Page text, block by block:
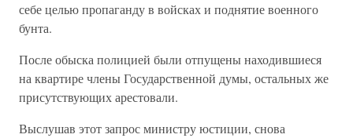
себе целью пропаганду в войсках и поднятие военного
бунта.
После обыска полицией были отпущены находившиеся
на квартире члены Государственной думы, остальных же
присутствующих арестовали.
Выслушав этот запрос министру юстиции, снова